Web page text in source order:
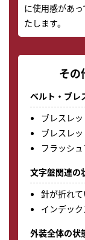
に使用感があ
たします。
その
ベルト・ブレ
ブレスレ
ブレスレ
フラッシ
文字盤関連の
針が折れて
インデッ
外装全体の状